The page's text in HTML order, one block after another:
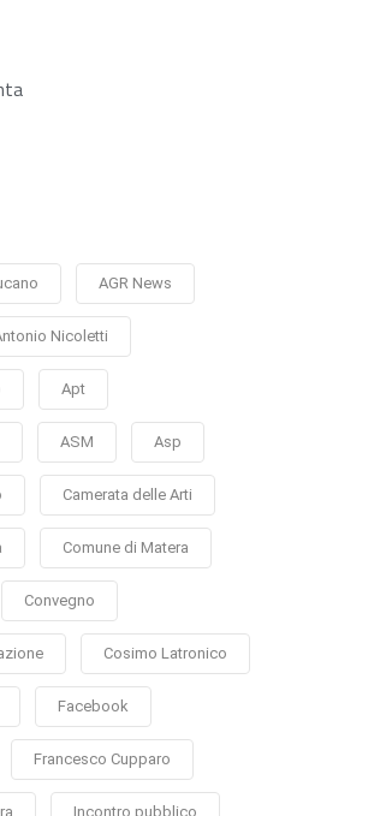
AGR News
Nicoletti
Apt
ASM Asp
Camerata delle Arti
Comune di Matera
Convegno
Cosimo Latronico
Facebook
Francesco Cupparo
Incontro pubblico